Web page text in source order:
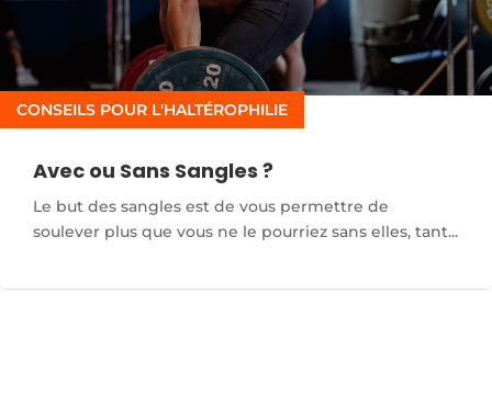
Avec ou Sans Sangles ?
CONSEILS POUR L'HALTÉROPHILIE
Le but des sangles est de vous permettre de
soulever plus que vous ne le pourriez sans elles, tant...